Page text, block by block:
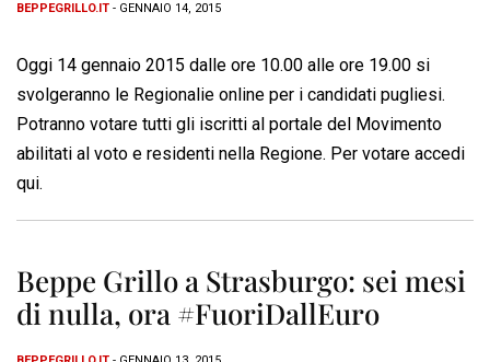
BEPPEGRILLO.IT - GENNAIO 14, 2015
Oggi 14 gennaio 2015 dalle ore 10.00 alle ore 19.00 si
svolgeranno le Regionalie online per i candidati pugliesi.
Potranno votare tutti gli iscritti al portale del Movimento
abilitati al voto e residenti nella Regione. Per votare accedi
qui.
Beppe Grillo a Strasburgo: sei mesi
di nulla, ora #FuoriDallEuro